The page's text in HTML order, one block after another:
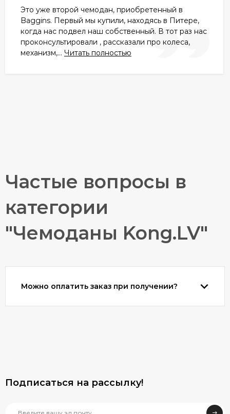
Это уже второй чемодан, приобретенный в
Baggins. Первый мы купили, находясь в Питере,
когда нас подвел наш собственный. В тот раз нас
проконсультировали , рассказали про колеса,
механизм,... Читать полностью
Частые вопросы в
категории
"Чемоданы Kong.LV"
Можно оплатить заказ при получении?
Подписаться на рассылкy!